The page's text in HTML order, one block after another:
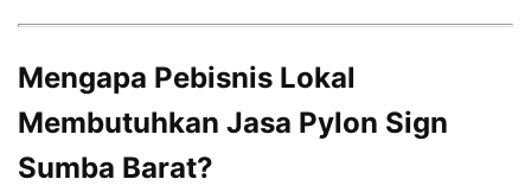
Mengapa Pebisnis Lokal
Membutuhkan Jasa Pylon Sign
Sumba Barat?